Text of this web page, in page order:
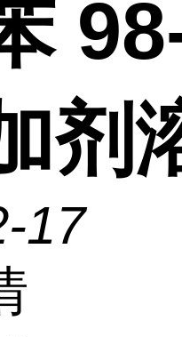
剂
17